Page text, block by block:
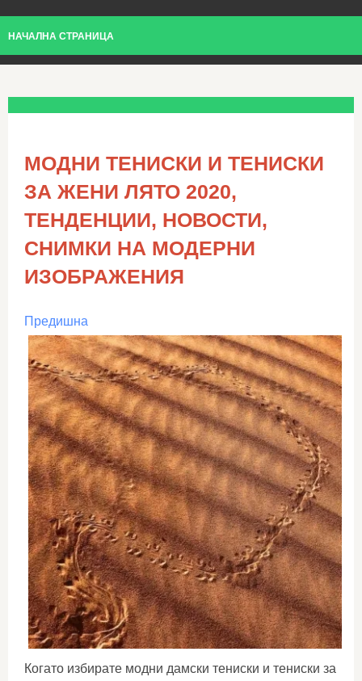
НАЧАЛНА СТРАНИЦА
МОДНИ ТЕНИСКИ И ТЕНИСКИ
ЗА ЖЕНИ ЛЯТО 2020,
ТЕНДЕНЦИИ, НОВОСТИ,
СНИМКИ НА МОДЕРНИ
ИЗОБРАЖЕНИЯ
Предишна
Когато избирате модни дамски тениски и тениски за